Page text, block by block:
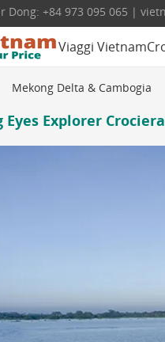
Dong: +84 973 095 065 |
Viaggi Vietnam
Mekong Delta & Cambogia
Eyes Explorer